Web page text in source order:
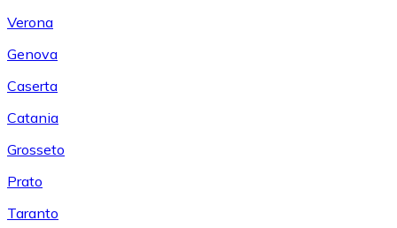
Verona
Genova
Caserta
Catania
Grosseto
Prato
Taranto